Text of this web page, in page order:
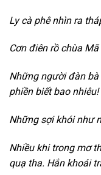
Ly cà phê nhìn ra
Cơn điên rồ chùa
Những người đàn
phiền biết bao nhiêu!
Những sợi khói như
Nhiều khi trong mơ
quạ tha. Hắn khoái